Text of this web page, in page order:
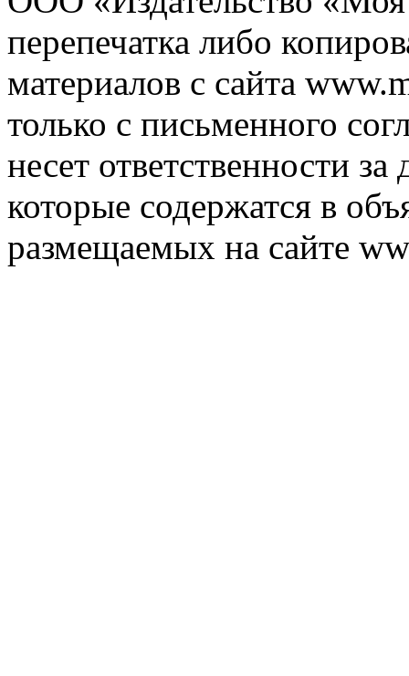
перепечатка либо
материалов с сайта
только с письменного
несет ответственности
которые содержатся в
размещаемых на сайте